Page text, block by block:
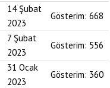
14 Şubat
2023
Gösterim: 668
7 Şubat
2023
Gösterim: 556
31 Ocak
2023
Gösterim: 360